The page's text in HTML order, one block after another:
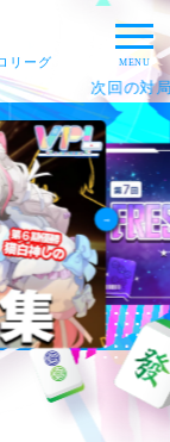
リーグ
次回の対局：